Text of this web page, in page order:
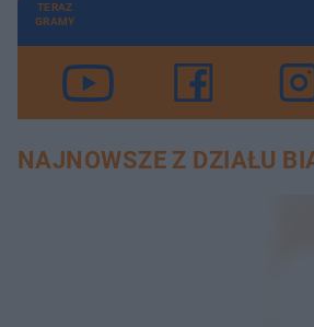
TERAZ
GRAMY
NAJNOWSZE Z DZIAŁU